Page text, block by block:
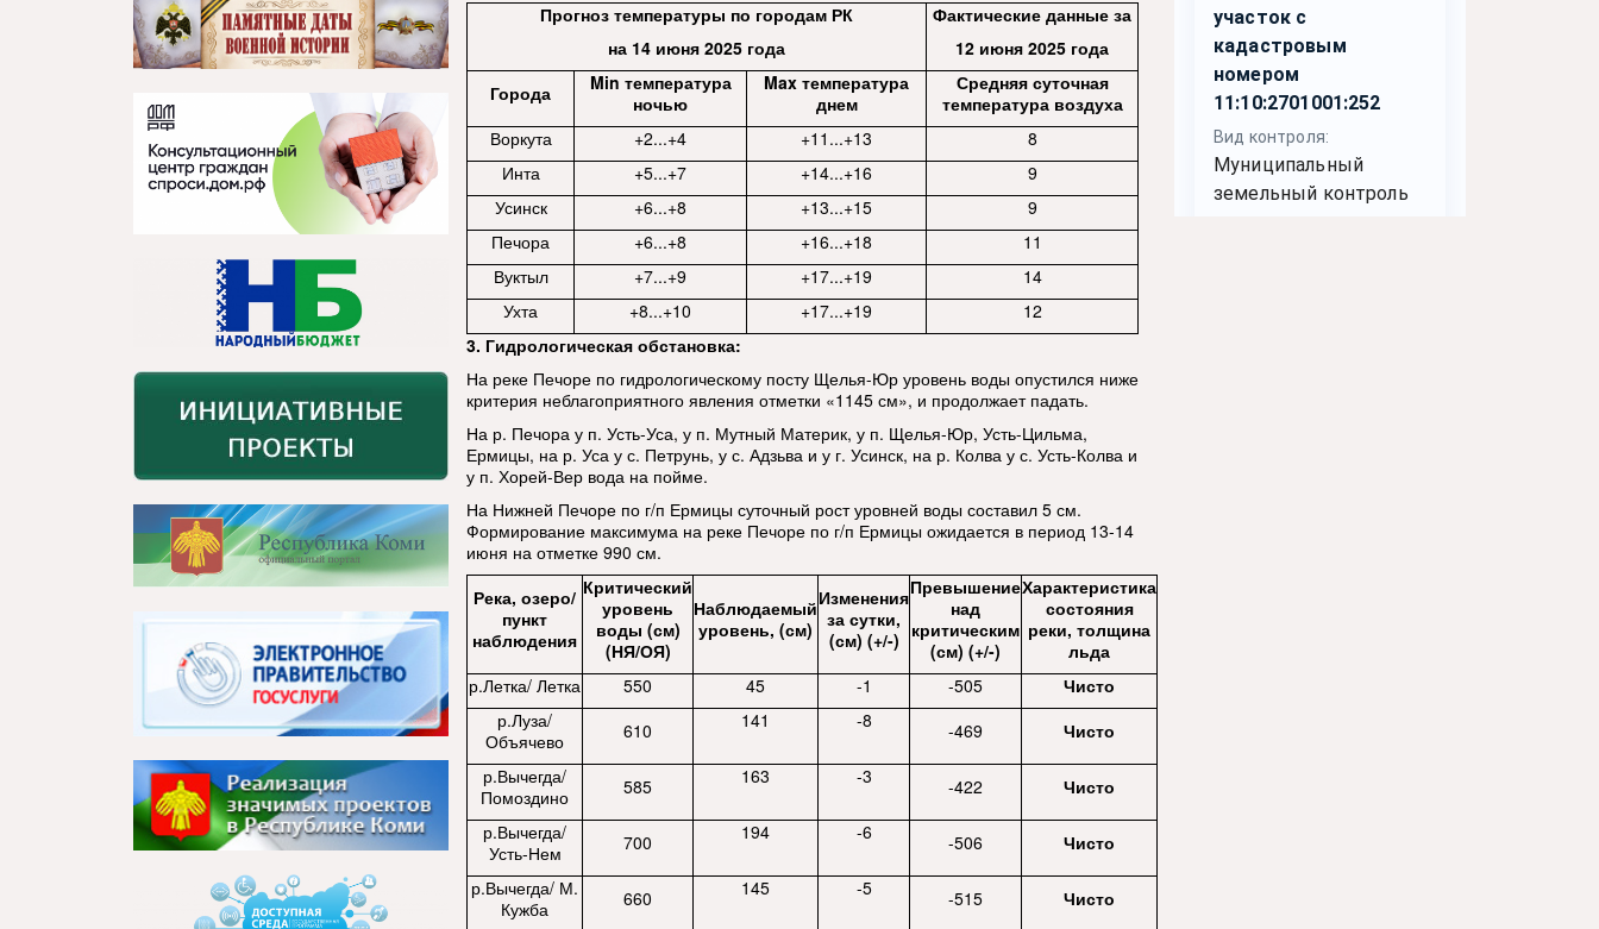
Прогноз температуры по городам РК
на 14 июня 2025 года
Фактические данные за
12 июня 2025 года
Города
Min температура
ночью
Max температура
днем
Средняя суточная
температура воздуха
Воркута
+2...+4 +11...+13
8
Инта
+5...+7 +14...+16
9
Усинск
+6...+8 +13...+15
9
Печора
+6...+8 +16...+18
11
Вуктыл
+7...+9 +17...+19
14
Ухта
+8...+10 +17...+19
12
3. Гидрологическая обстановка:
На реке Печоре по гидрологическому посту Щелья-Юр уровень воды опустился ниже
критерия неблагоприятного явления отметки «1145 см», и продолжает падать.
На р. Печора у п. Усть-Уса, у п. Мутный Материк, у п. Щелья-Юр, Усть-Цильма,
Ермицы, на р. Уса у с. Петрунь, у с. Адзьва и у г. Усинск, на р. Колва у с. Усть-Колва и
у п. Хорей-Вер вода на пойме.
На Нижней Печоре по г/п Ермицы суточный рост уровней воды составил 5 см.
Формирование максимума на реке Печоре по г/п Ермицы ожидается в период 13-14
июня на отметке 990 см.
Река, озеро/
пункт
наблюдения
Критический
уровень
воды (см)
(НЯ/ОЯ)
Наблюдаемый
уровень, (см)
Изменения
за сутки,
(см) (+/-)
Превышение
над
критическим
(см) (+/-)
Характеристика
состояния
реки, толщина
льда
р.Летка/ Летка
550 45 -1 -505
Чисто
р.Луза/
Объячево
610 141 -8 -469
Чисто
р.Вычегда/
Помоздино
585 163 -3 -422
Чисто
р.Вычегда/
Усть-Нем
700 194 -6 -506
Чисто
р.Вычегда/ М.
Кужба
660 145 -5 -515
Чисто